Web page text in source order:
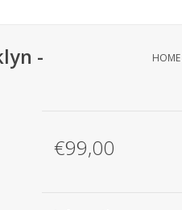
-
HOME
€99,00